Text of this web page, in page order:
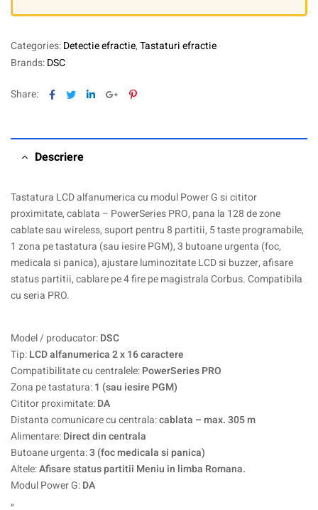
Categories:Detectie efractie,Tastaturi efractie
Brands:DSC
Share: Facebook
TwitterLinkedinGoogle+Pinterest
Descriere
Tastatura LCD alfanumerica cu modul Power G si cititor
proximitate, cablata – PowerSeries PRO, pana la 128 de zone
cablate sau wireless, suport pentru 8 partitii, 5 taste programabile,
1 zona pe tastatura (sau iesire PGM), 3 butoane urgenta (foc,
medicala si panica), ajustare luminozitate LCD si buzzer, afisare
status partitii, cablare pe 4 fire pe magistrala Corbus. Compatibila
cu seria PRO.
Model / producator:DSC
Tip:LCD alfanumerica 2 x 16 caractere
Compatibilitate cu centralele:PowerSeries PRO
Zona pe tastatura:1 (sau iesire PGM)
Cititor proximitate:DA
Distanta comunicare cu centrala:cablata – max. 305 m
Alimentare:Direct din centrala
Butoane urgenta:3 (foc medicala si panica)
Altele:Afisare status partitii Meniu in limba Romana.
Modul Power G:DA
„